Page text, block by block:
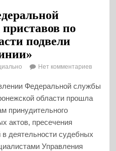
по
подвели
Нет комментариев
Федеральной службы
области прошла
принудительного
актов, пресечения
деятельности судебных
Управления